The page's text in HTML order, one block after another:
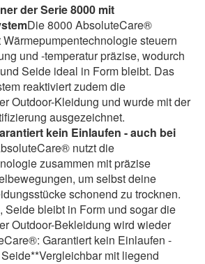
der Serie 8000 mit
Die 8000 AbsoluteCare®
steuern
und -temperatur präzise, wodurch
Seide ideal in Form bleibt. Das
reaktiviert zudem die
Outdoor-Kleidung und wurde mit der
ausgezeichnet.
kein Einlaufen - auch bei
nutzt die
zusammen mit präzise
um selbst deine
schonend zu trocknen.
Seide bleibt in Form und sogar die
Outdoor-Bekleidung wird wieder
Garantiert kein Einlaufen -
mit liegend